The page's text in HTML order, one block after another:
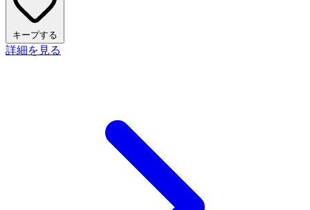
キープする
詳細を見る